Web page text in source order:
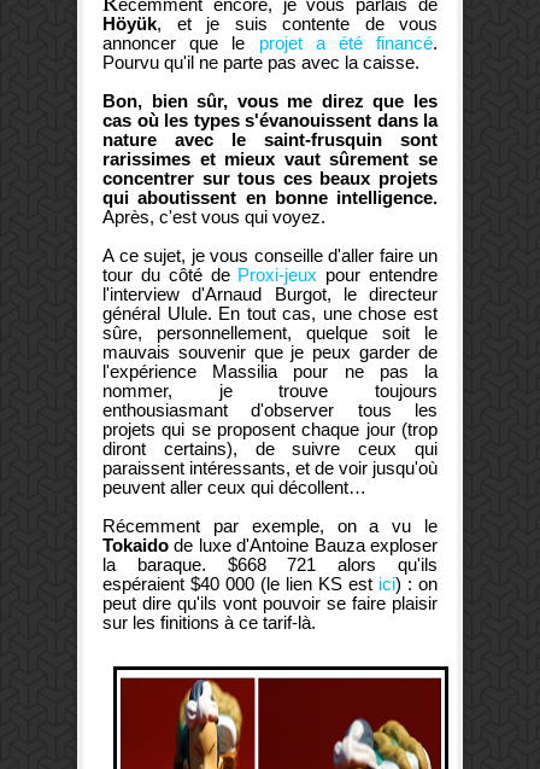
écemment encore, je vous parlais de
Höyük, et je suis contente de vous
annoncer que le projet a été financé.
Pourvu qu'il ne parte pas avec la caisse.
Bon, bien sûr, vous me direz que les
cas où les types s'évanouissent dans la
nature avec le saint-frusquin sont
rarissimes et mieux vaut sûrement se
concentrer sur tous ces beaux projets
qui aboutissent en bonne intelligence.
Après, c'est vous qui voyez.
A ce sujet, je vous conseille d'aller faire un
tour du côté de Proxi-jeux pour entendre
l'interview d'Arnaud Burgot, le directeur
général Ulule. En tout cas, une chose est
sûre, personnellement, quelque soit le
mauvais souvenir que je peux garder de
l'expérience Massilia pour ne pas la
nommer, je trouve toujours
enthousiasmant d'observer tous les
projets qui se proposent chaque jour (trop
diront certains), de suivre ceux qui
paraissent intéressants, et de voir jusqu'où
peuvent aller ceux qui décollent…
Récemment par exemple, on a vu le
Tokaido de luxe d'Antoine Bauza exploser
la baraque. $668 721 alors qu'ils
espéraient $40 000 (le lien KS est ici) : on
peut dire qu'ils vont pouvoir se faire plaisir
sur les finitions à ce tarif-là.